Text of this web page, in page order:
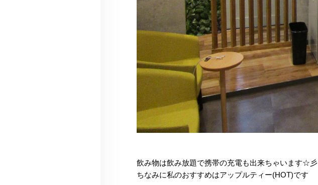
飲み物は飲み放題で携帯の充電も出来ちゃいます☆彡
ちなみに私のおすすめはアップルティー(HOT)です